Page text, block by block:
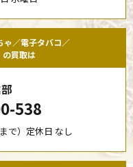
ゃ／電子タバコ／
の買取は
538
で）定休日 なし